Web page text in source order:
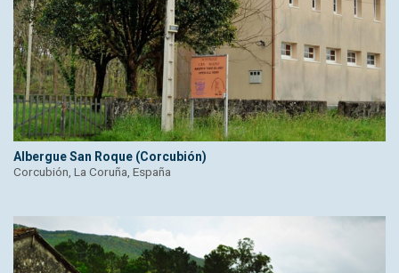
Albergue San Roque (Corcubión)
Corcubión, La Coruña, España